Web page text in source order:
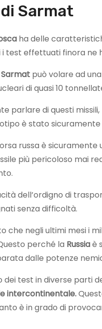
Sarmat
ha delle
test effettuati finora ne
può volare ad
di quasi 10
parlare di questi
è stato
russa è
più pericoloso mai
dell’ordigno di
senza difficoltà.
che negli ultimi mesi i
perché la Russiaè
dalle potenze
dei test in diverse parti
intercontinentale.
è in grado di